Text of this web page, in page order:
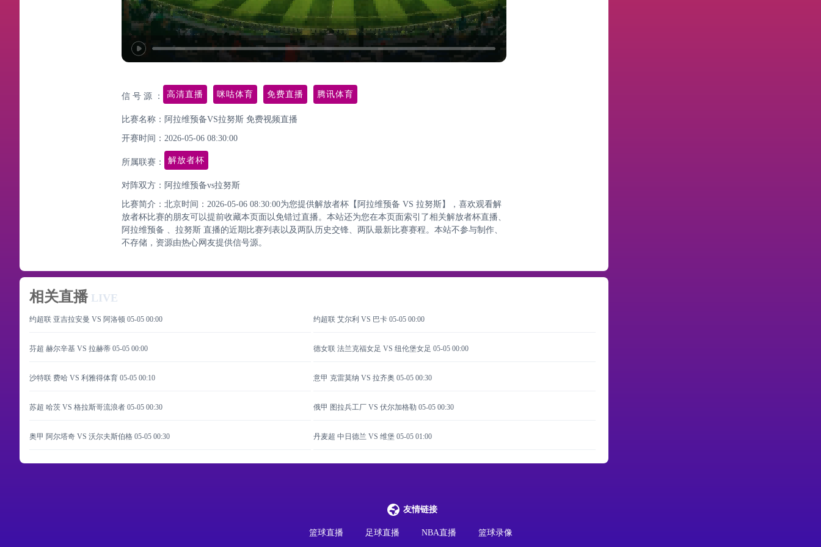
信 号 源 ： 高清直播 咪咕体育 免费直播 腾讯体育
比赛名称：阿拉维预备VS拉努斯 免费视频直播
开赛时间：2026-05-06 08:30:00
所属联赛： 解放者杯
对阵双方：阿拉维预备vs拉努斯
比赛简介：北京时间：2026-05-06 08:30:00为您提供解放者杯【阿拉维预备 VS 拉努斯】，喜欢观看解
放者杯比赛的朋友可以提前收藏本页面以免错过直播。本站还为您在本页面索引了相关解放者杯直播、
阿拉维预备 、拉努斯 直播的近期比赛列表以及两队历史交锋、两队最新比赛赛程。本站不参与制作、
不存储，资源由热心网友提供信号源。
相关直播 LIVE
约超联 亚吉拉安曼 VS 阿洛顿 05-05 00:00 约超联 艾尔利 VS 巴卡05-05 00:00
芬超 赫尔辛基 VS 拉赫蒂 05-05 00:00 德女联 法兰克福女足 VS 纽伦堡女足05-05 00:00
沙特联 费哈 VS 利雅得体育 05-05 00:10 意甲 克雷莫纳 VS 拉齐奥05-05 00:30
苏超 哈茨 VS 格拉斯哥流浪者 05-05 00:30 俄甲 图拉兵工厂 VS 伏尔加格勒05-05 00:30
奥甲 阿尔塔奇 VS 沃尔夫斯伯格 05-05 00:30 丹麦超 中日德兰 VS 维堡05-05 01:00
友情链接
篮球直播 足球直播 NBA直播 篮球录像